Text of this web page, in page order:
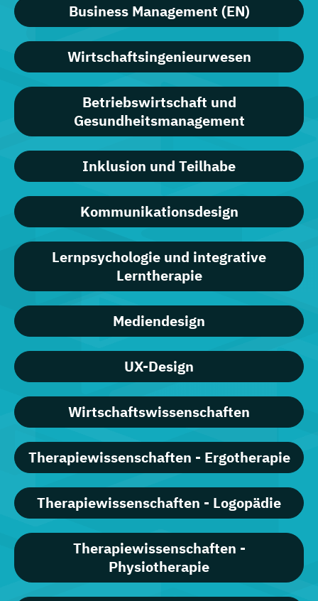
Business Management (EN)
Wirtschaftsingenieurwesen
Betriebswirtschaft und
Gesundheitsmanagement
Inklusion und Teilhabe
Kommunikationsdesign
Lernpsychologie und integrative
Lerntherapie
Mediendesign
UX-Design
Wirtschaftswissenschaften
Therapiewissenschaften - Ergotherapie
Therapiewissenschaften - Logopädie
Therapiewissenschaften -
Physiotherapie